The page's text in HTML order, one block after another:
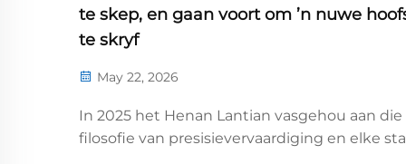
te skep, en gaan voort om ’n nuwe
te skryf
May 22, 2026
In 2025 het Henan Lantian vasgehou aan die
filosofie van presisievervaardiging en elke